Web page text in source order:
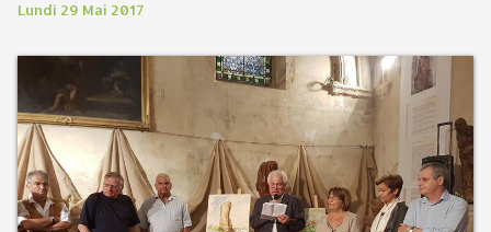
Lundi 29 Mai 2017